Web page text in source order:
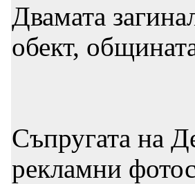
Двамата
обект,
Съпругата на
рекламни